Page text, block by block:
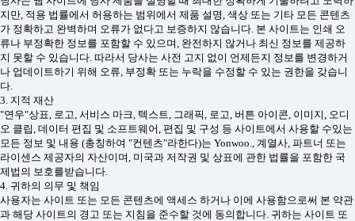
지만, 적용 법률에서 허용하는 범위에서 제품 설명, 색상 또는 기타 모든 콘텐츠
가 정확하고 완벽하며 오류가 없다고 보증하지 않습니다. 본 사이트는 인쇄 오
류나 부정확한 정보를 포함할 수 있으며, 완전하지 않거나 최신 정보를 제공하
지 못할 수 있습니다. 따라서 당사는 사전 고지 없이 언제든지 정보를 변경하거
나 업데이트하기 위해 오류, 부정확 또는 누락을 수정할 수 있는 권한을 갖습니
다.
3. 지적 재산
"연우"상표, 로고, 서비스 마크, 텍스트, 그래픽, 로고, 버튼 아이콘, 이미지, 오디
오 클립, 데이터 편집 및 소프트웨어, 편집 및 구성 등 사이트에서 사용할 수있는
모든 정보 및 내용 (총칭하여 "컨텐츠"라한다)는 Yonwoo., 계열사, 파트너 또는
라이센스 제공자의 자산이며, 미국과 저작권 및 상표에 관한 법률을 포함한 국
제법의 보호를받습니다.
4. 귀하의 의무 및 책임
사용자는 사이트 또는 모든 콘텐츠에 액세스 하거나 이에 사용함으로써 본 약관
과 해당 사이트의 경고 또는 지침을 준수할 것에 동의합니다. 귀하는 사이트 또